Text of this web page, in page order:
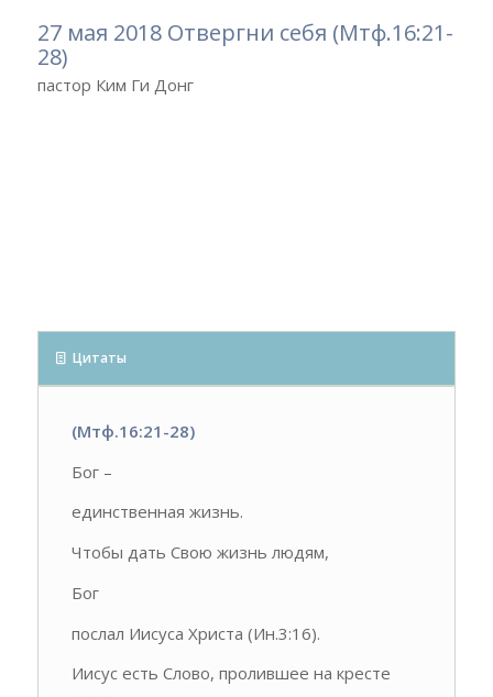
27 мая 2018 Отвергни себя (Мтф.16:21-
28)
пастор Ким Ги Донг
Цитаты
(Мтф.16:21-28)
Бог –
единственная жизнь.
Чтобы дать Свою жизнь людям,
Бог
послал Иисуса Христа (Ин.3:16).
Иисус есть Слово, пролившее на кресте